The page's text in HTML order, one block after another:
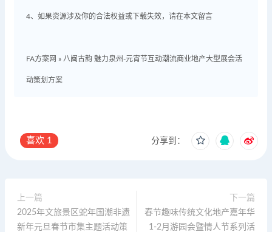
4、如果资源涉及你的合法权益或下载失效，请在本文留言
FA方案网 » 八闽古韵 魅力泉州-元宵节互动潮流商业地产大型展会活
动策划方案
喜欢 1 分享到：
上一篇
2025年文旅景区蛇年国潮非遗
新年元旦春节市集主题活动策
下一篇
春节趣味传统文化地产嘉年华
1-2月游园会暨情人节系列活